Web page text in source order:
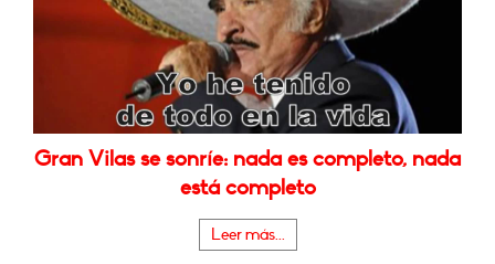
Gran Vilas se sonríe: nada es completo, nada
está completo
Leer más...